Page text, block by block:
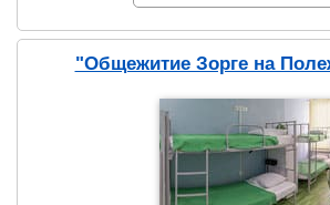
"Общежитие Зорге на